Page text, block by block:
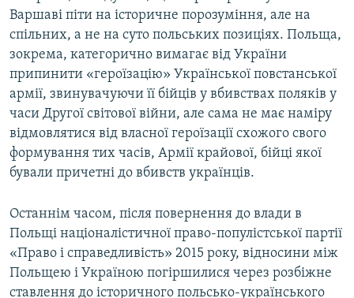
Варшаві піти на історичне порозуміння, але на
спільних, а не на суто польських позиціях. Польща,
зокрема, категорично вимагає від України
припинити «героїзацію» Української повстанської
армії, звинувачуючи її бійців у вбивствах поляків у
часи Другої світової війни, але сама не має наміру
відмовлятися від власної героїзації схожого свого
формування тих часів, Армії крайової, бійці якої
бували причетні до вбивств українців.
Останнім часом, після повернення до влади в
Польщі націоналістичної право-популістської партії
«Право і справедливість» 2015 року, відносини між
Польщею і Україною погіршилися через розбіжне
ставлення до історичного польсько-українського